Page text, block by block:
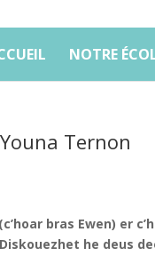
NOTRE
Ternon
bras Ewen) er
he deus